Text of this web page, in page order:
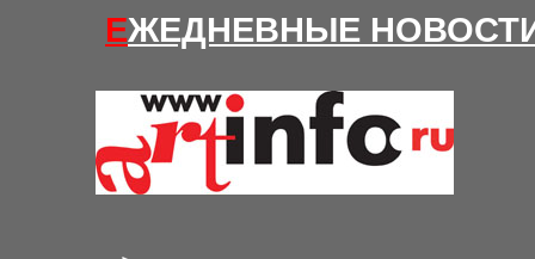
ЕЖЕДНЕВНЫЕ Н